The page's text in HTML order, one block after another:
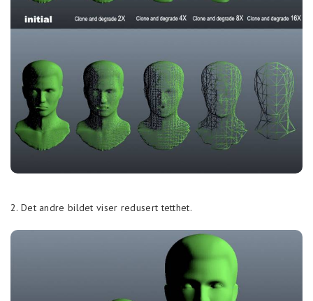
2. Det andre bildet viser redusert tetthet.